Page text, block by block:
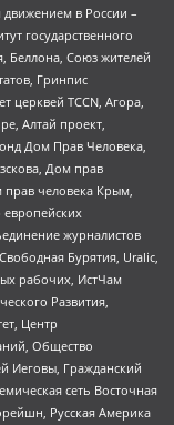
в России –
государственного
Беллона, Союз жителей
Гринпис
TCCN, Агора,
Алтай проект,
Дом Прав Человека,
Дом прав
человека Крым,
европейских
журналистов
Бурятия, Uralic,
рабочих, ИстЧам
Развития,
Центр
Общество
Иеговы, Гражданский
сеть Восточная
Русская Америка